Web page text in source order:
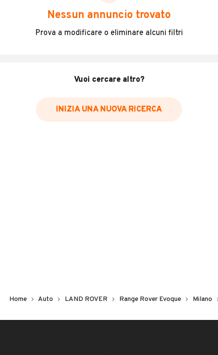
scegliere in modo trasparente e sicuro, come:
Incidenti in cui è stato coinvolto il veicolo
Data e luogo delle revisioni effettuate
Inserisci il numero di targa per verificare la disponibilità
Nessun annuncio trovato
Prova a modificare o eliminare alcuni filtri
Vuoi cercare altro?
INIZIA UNA NUOVA RICERCA
Home Auto LAND ROVER Range Rover Evoque Milano